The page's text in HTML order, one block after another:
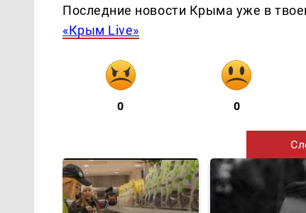
Последние новости Крыма уже в
«Крым Live»
0 0